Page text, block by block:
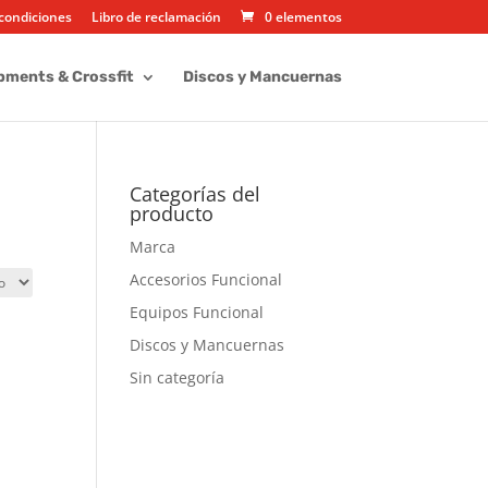
Libro de reclamación 0 elementos
& Crossfit Discos y Mancuernas
Categorías del
producto
Marca
Accesorios Funcional
Equipos Funcional
Discos y Mancuernas
Sin categoría